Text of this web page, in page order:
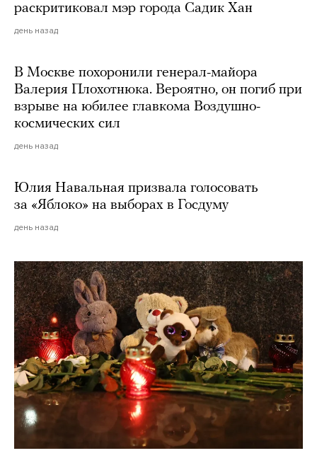
раскритиковал мэр города Садик Хан
день назад
В Москве похоронили генерал-майора
Валерия Плохотнюка. Вероятно, он погиб при
взрыве на юбилее главкома Воздушно-
космических сил
день назад
Юлия Навальная призвала голосовать
за «Яблоко» на выборах в Госдуму
день назад